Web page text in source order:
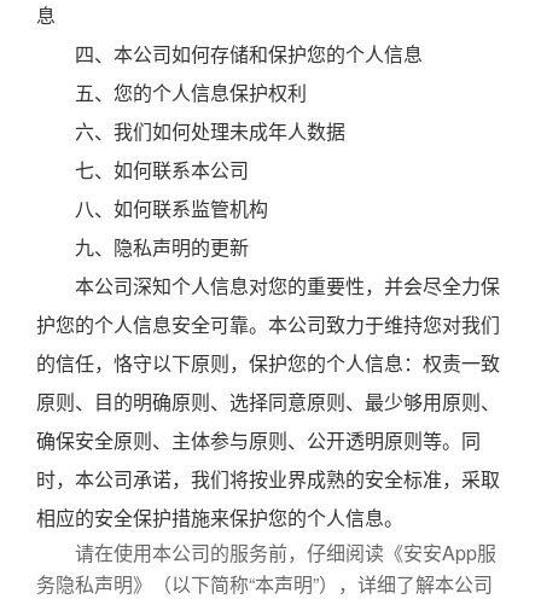
息
四、本公司如何存储和保护您的个人信息
五、您的个人信息保护权利
六、我们如何处理未成年人数据
七、如何联系本公司
八、如何联系监管机构
九、隐私声明的更新
本公司深知个人信息对您的重要性，并会尽全力保
护您的个人信息安全可靠。本公司致力于维持您对我们
的信任，恪守以下原则，保护您的个人信息：权责一致
原则、目的明确原则、选择同意原则、最少够用原则、
确保安全原则、主体参与原则、公开透明原则等。同
时，本公司承诺，我们将按业界成熟的安全标准，采取
相应的安全保护措施来保护您的个人信息。
请在使用本公司的服务前，仔细阅读《安安App服
务隐私声明》（以下简称“本声明”），详细了解本公司